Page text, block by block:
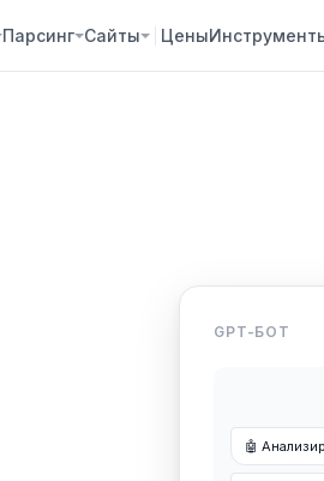
Парсинг Сайты Цены
GPT-БОТ
🤖